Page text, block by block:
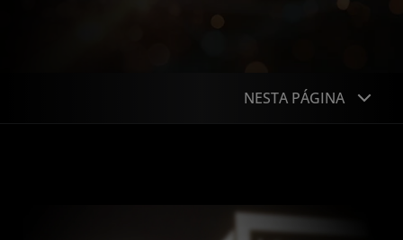
NESTA PÁGINA
AMD na AMD